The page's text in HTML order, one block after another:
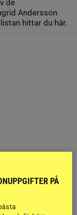
de
Andersson
hittar du här.
PÅ